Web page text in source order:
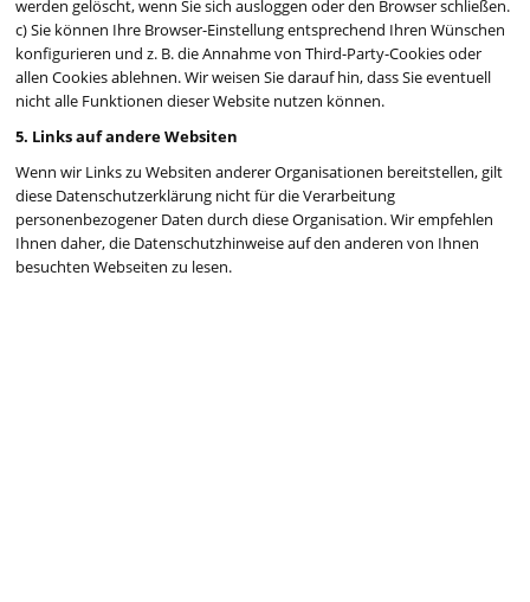
werden gelöscht, wenn Sie sich ausloggen oder den Browser schließen.
c) Sie können Ihre Browser-Einstellung entsprechend Ihren Wünschen
konfigurieren und z. B. die Annahme von Third-Party-Cookies oder
allen Cookies ablehnen. Wir weisen Sie darauf hin, dass Sie eventuell
nicht alle Funktionen dieser Website nutzen können.
5. Links auf andere Websiten
Wenn wir Links zu Websiten anderer Organisationen bereitstellen, gilt
diese Datenschutzerklärung nicht für die Verarbeitung
personenbezogener Daten durch diese Organisation. Wir empfehlen
Ihnen daher, die Datenschutzhinweise auf den anderen von Ihnen
besuchten Webseiten zu lesen.